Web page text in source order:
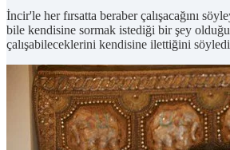
İncir'le her fırsatta beraber çalışacağını
bile kendisine sormak istediği bir şey
çalışabileceklerini kendisine ilettiğini